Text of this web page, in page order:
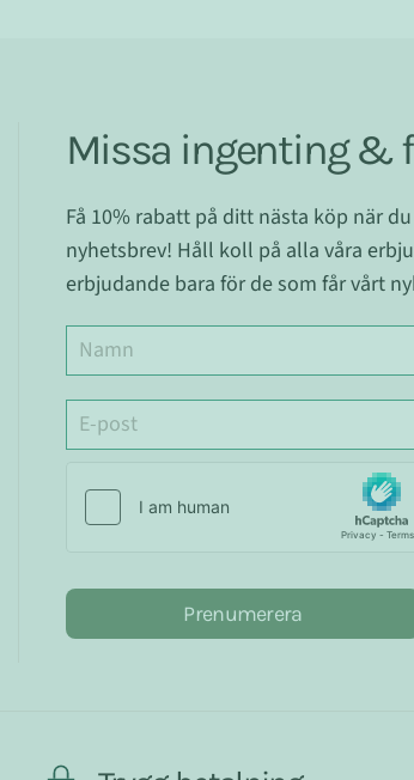
Missa ingenting &
Få 10% rabatt på ditt nästa köp när
nyhetsbrev! Håll koll på alla våra
erbjudande bara för de som får vårt
Prenumerera